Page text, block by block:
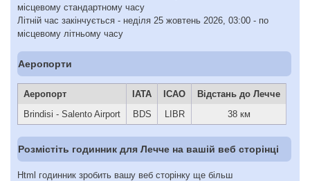
місцевому стандартному часу
Літній час закінчується - неділя 25 жовтень 2026, 03:00 - по
місцевому літньому часу
Аеропорти
Аеропорт IATA ICAO
Відстань до Лечче
Brindisi - Salento Airport
BDS LIBR 38 км
Розмістіть годинник для Лечче на вашій веб сторінці
Html годинник зробить вашу веб сторінку ще більш